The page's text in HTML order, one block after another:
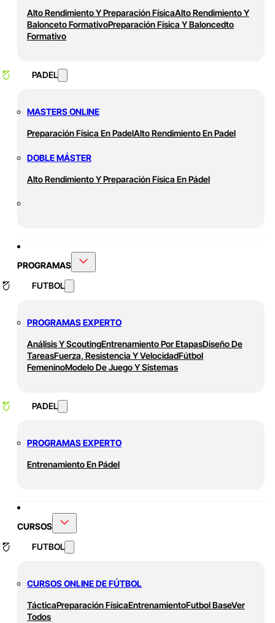
Alto Rendimiento Y Preparación FísicaAlto Rendimiento Y
Balonceto FormativoPreparación Física Y Baloncedto
Formativo
PADEL
MASTERS ONLINE
Preparación Física En PadelAlto Rendimiento En Padel
DOBLE MÁSTER
Alto Rendimiento Y Preparación Física En Pádel
PROGRAMAS
FUTBOL
PROGRAMAS EXPERTO
Análisis Y ScoutingEntrenamiento Por EtapasDiseño De
TareasFuerza, Resistencia Y VelocidadFútbol
FemeninoModelo De Juego Y Sistemas
PADEL
PROGRAMAS EXPERTO
Entrenamiento En Pádel
CURSOS
FUTBOL
CURSOS ONLINE DE FÚTBOL
TácticaPreparación FísicaEntrenamientoFutbol BaseVer
Todos